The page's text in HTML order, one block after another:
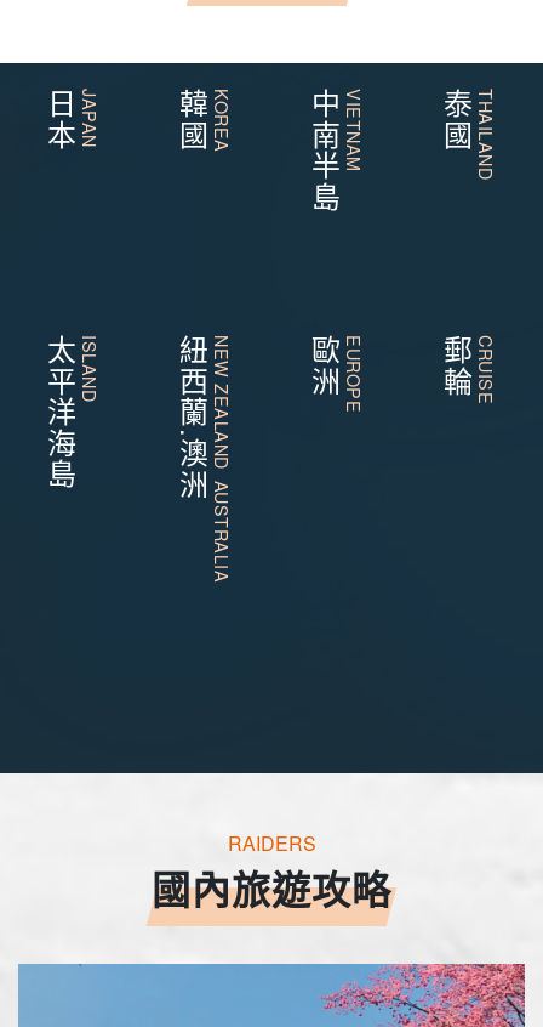
日本JAPAN 韓國KOREA 中南半島VIETNAM 泰國THAILAND
太平洋海島ISLAND 紐西蘭.澳洲NEW ZEALAND AUSTRALIA 歐洲EUROPE 郵輪CRUISE
RAIDERS
國內旅遊攻略